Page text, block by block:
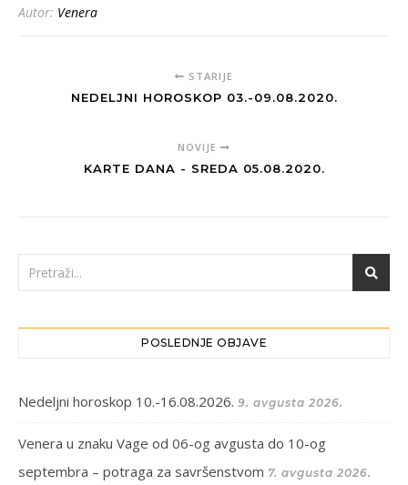
Autor: Venera
STARIJE
NEDELJNI HOROSKOP 03.-09.08.2020.
NOVIJE
KARTE DANA - SREDA 05.08.2020.
POSLEDNJE OBJAVE
Nedeljni horoskop 10.-16.08.2026. 9. avgusta 2026.
Venera u znaku Vage od 06-og avgusta do 10-og
septembra – potraga za savršenstvom 7. avgusta 2026.